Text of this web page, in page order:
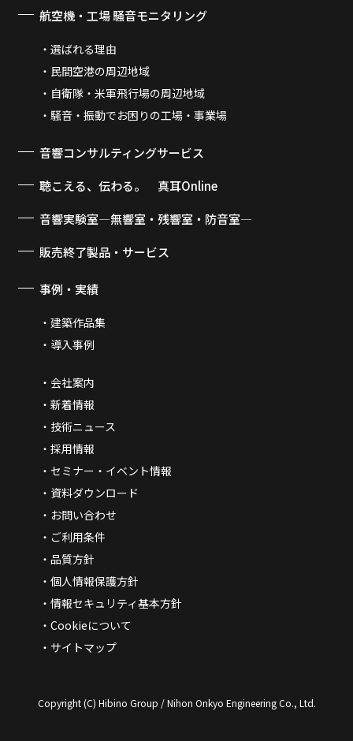
航空機・工場 騒音モニタリング
選ばれる理由
民間空港の周辺地域
自衛隊・米軍飛行場の周辺地域
騒音・振動でお困りの工場・事業場
音響コンサルティングサービス
聴こえる、伝わる。 真耳Online
音響実験室―無響室・残響室・防音室―
販売終了製品・サービス
事例・実績
建築作品集
導入事例
会社案内
新着情報
技術ニュース
採用情報
セミナー・イベント情報
資料ダウンロード
お問い合わせ
ご利用条件
品質方針
個人情報保護方針
情報セキュリティ基本方針
Cookieについて
サイトマップ
Copyright (C) Hibino Group / Nihon Onkyo Engineering Co., Ltd.